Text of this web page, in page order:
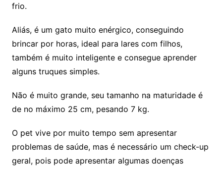
frio.
Aliás, é um gato muito enérgico, conseguindo
brincar por horas, ideal para lares com filhos,
também é muito inteligente e consegue aprender
alguns truques simples.
Não é muito grande, seu tamanho na maturidade é
de no máximo 25 cm, pesando 7 kg.
O pet vive por muito tempo sem apresentar
problemas de saúde, mas é necessário um check-up
geral, pois pode apresentar algumas doenças